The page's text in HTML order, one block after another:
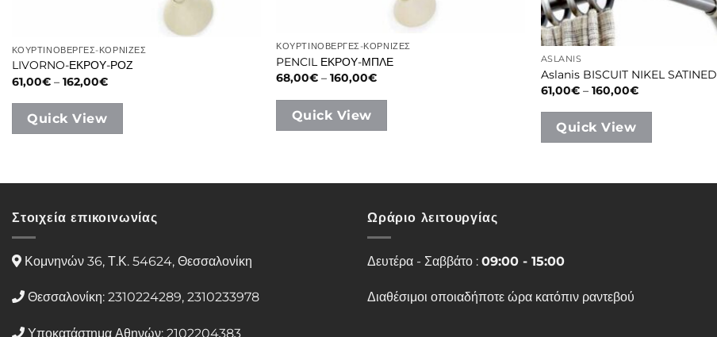
ΚΟΥΡΤΙΝΟΒΕΡΓΕΣ-ΚΟΡΝΙΖΕΣ
LIVORNO-ΕΚΡΟΥ-ΡΟΖ
61,00€ – 162,00€Price
61,00€
through
Quick View
ΚΟΥΡΤΙΝΟΒΕΡΓΕΣ-ΚΟΡΝΙΖΕΣ
PENCIL ΕΚΡΟΥ-ΜΠΛΕ
68,00€ – 160,00€Price
68,00€
Quick View
ASLANIS
Aslanis BISCUIT NIKEL SATINED
61,00€ – 160,00€Price
61,00€
Quick View
Στοιχεία επικοινωνίας
Κομνηνών 36, Τ.Κ. 54624, Θεσσαλονίκη
Θεσσαλονίκη: 2310224289, 2310233978
Υποκατάστημα Αθηνών: 2102204383
Ωράριο λειτουργίας
Δευτέρα - Σαββάτο : 09:00 - 15:00
Διαθέσιμοι οποιαδήποτε ώρα κατόπιν ραντεβού